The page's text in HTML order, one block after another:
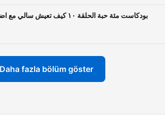
بودكاست مئة حبة الحلقة ١٠ كيف
Daha fazla bölüm göster